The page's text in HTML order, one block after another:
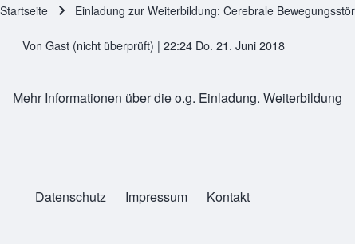
Pfadnavigation
Startseite Einladung zur Weiterbildung: Cerebrale
Von Gast (nicht überprüft) | 22:24 Do. 21. Juni 2018
Mehr Informationen über die o.g. Einladung. Weiterbildung
Legals
Datenschutz Impressum Kontakt